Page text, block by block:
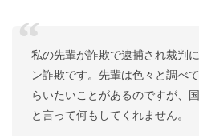
私の先輩が詐欺で逮捕され裁判
ン詐欺です。先輩は色々と調べ
らいたいことがあるのですが、
と言って何もしてくれません。